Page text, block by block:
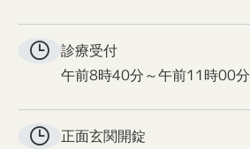
診療受付
午前8時40分～午前11時00分
正面玄関開錠